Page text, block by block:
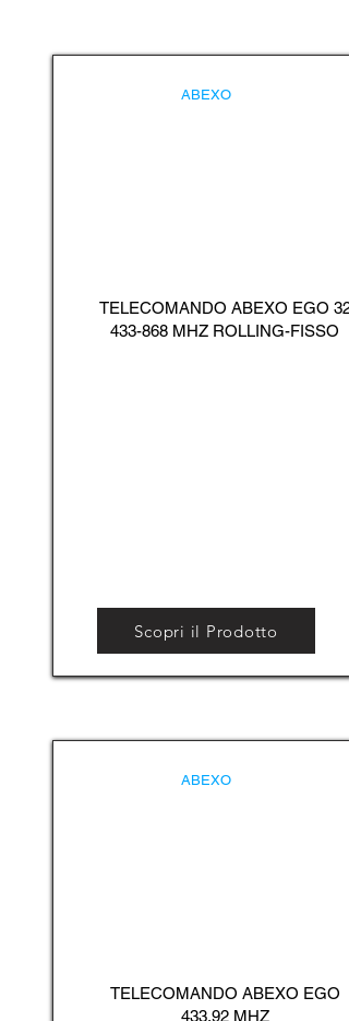
ABEXO
TELECOMANDO ABEXO EGO 32
433-868 MHZ ROLLING-FISSO
Scopri il Prodotto
ABEXO
TELECOMANDO ABEXO EGO
433.92 MHZ